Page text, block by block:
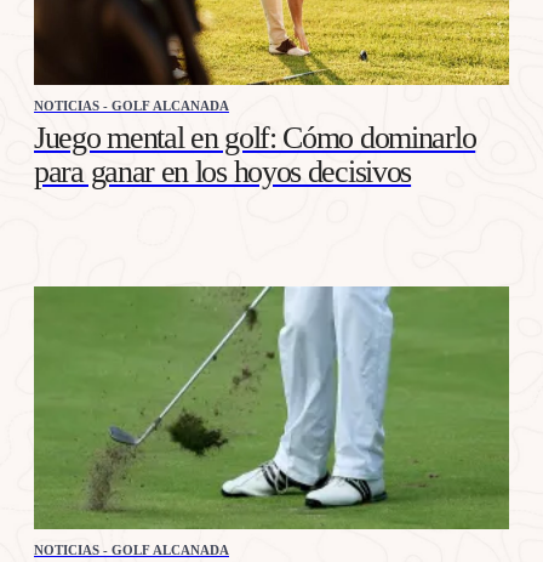
NOTICIAS - GOLF ALCANADA
Juego mental en golf: Cómo dominarlo
para ganar en los hoyos decisivos
NOTICIAS - GOLF ALCANADA